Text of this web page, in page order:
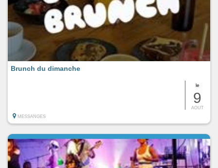
le
9
AOUT
Brunch du dimanche
MESSANGES